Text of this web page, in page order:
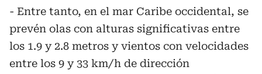
- ⁠Entre tanto, en el mar Caribe occidental, se
prevén olas con alturas significativas entre
los 1.9 y 2.8 metros y vientos con velocidades
entre los 9 y 33 km/h de dirección